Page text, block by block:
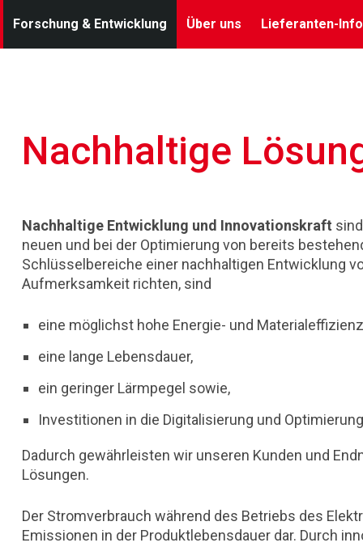
Forschung & Entwicklung Über uns Lieferanten-Info
Nachhaltige
Nachhaltige Entwicklung und Innovationskraft
neuen und bei der Optimierung von bereits
Schlüsselbereiche einer nachhaltigen Entwicklung
Aufmerksamkeit richten, sind
eine möglichst hohe Energie- und
eine lange Lebensdauer,
ein geringer Lärmpegel sowie,
Investitionen in die Digitalisierung und
Dadurch gewährleisten wir unseren Kunden und
Lösungen.
Der Stromverbrauch während des Betriebs des
Emissionen in der Produktlebensdauer dar. Durch